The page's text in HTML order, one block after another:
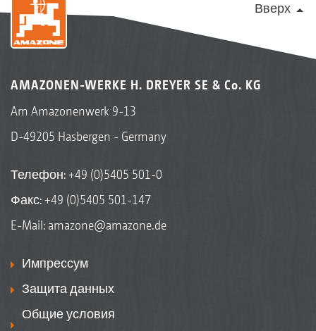
Вверх
AMAZONEN-WERKE H. DREYER SE & Co. KG
Am Amazonenwerk 9-13
D-49205 Hasbergen - Germany
Телефон:+49 (0)5405 501-0
Факс: +49 (0)5405 501-147
E-Mail: amazone@amazone.de
Импрессум
Защита данных
Общие условия